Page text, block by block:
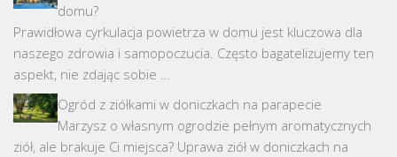
domu?
Prawidłowa cyrkulacja powietrza w domu jest kluczowa dla
naszego zdrowia i samopoczucia. Często bagatelizujemy ten
aspekt, nie zdając sobie …
Ogród z ziółkami w doniczkach na parapecie
Marzysz o własnym ogrodzie pełnym aromatycznych
ziół, ale brakuje Ci miejsca? Uprawa ziół w doniczkach na